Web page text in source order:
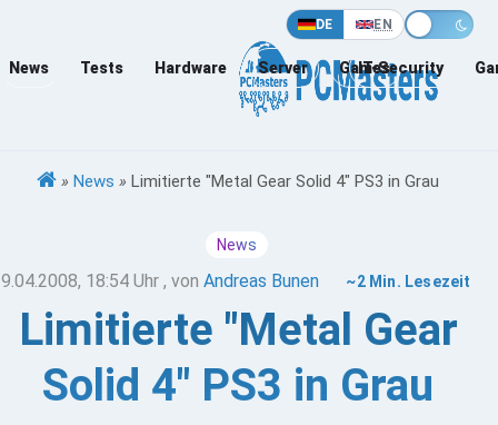
DE EN
News Tests Hardware Server Games
IT-Security
» News » Limitierte "Metal Gear Solid 4" PS3 in Grau
News
18:54 Uhr , vonAndreas Bunen ~2 Min. Lesezeit
Limitierte "Metal Gear
Solid 4" PS3 in Grau